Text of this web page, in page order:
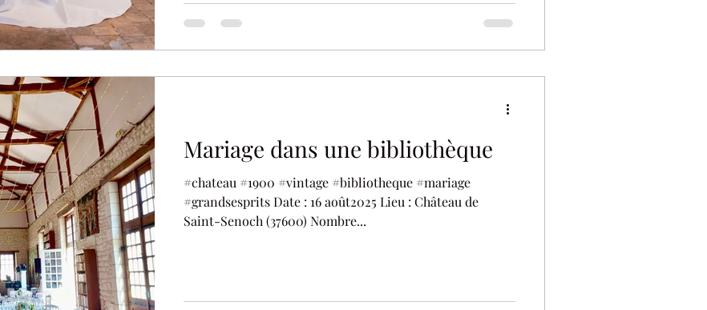
Décoration : @tlfthelittlefactory Lieu : @abbayedupin
Fleuriste : @fleurs_a_linfini Mise en beauté :
@divineparenthese Coiffure : @maevapassioncoiffure
Mariage dans une bibliothèque
#chateau #1900 #vintage #bibliotheque #mariage
#grandsesprits Date : 16 août2025 Lieu : Château de
Saint-Senoch (37600) Nombre...